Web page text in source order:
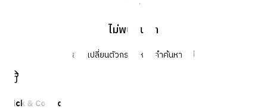
ไม่พบสินค้า
ลองเปลี่ยนตัวกรองหรือคำค้นหาใหม่
Click & Collect